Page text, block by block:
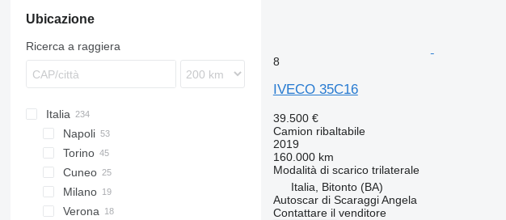
Ubicazione
Ricerca a raggiera
Italia
Napoli
Torino
Cuneo
Milano
Verona
8
IVECO 35C16
39.500 €
Camion ribaltabile
2019
160.000 km
Modalità di scarico trilaterale
Italia, Bitonto (BA)
Autoscar di Scaraggi Angela
Contattare il venditore